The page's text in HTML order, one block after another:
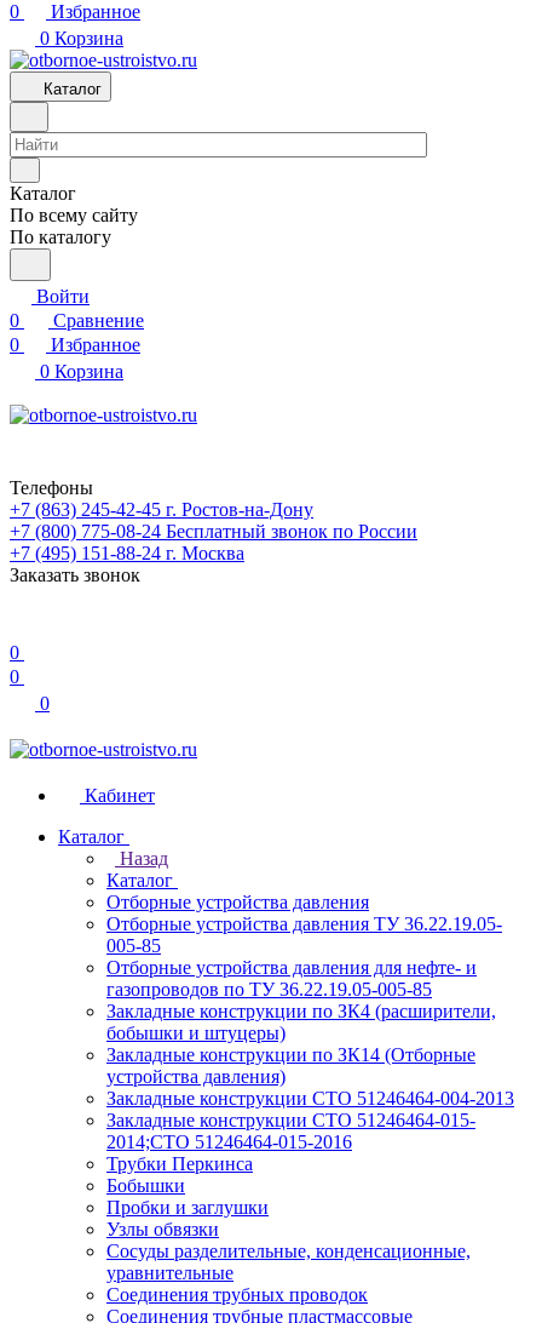
0
Избранное
0 Корзина
Каталог
Каталог
По всему сайту
По каталогу
Войти
0
Сравнение
0
Избранное
0 Корзина
Телефоны
+7 (863) 245-42-45 г. Ростов-на-Дону
+7 (800) 775-08-24 Бесплатный звонок по России
+7 (495) 151-88-24 г. Москва
Заказать звонок
0
0
0
Кабинет
Каталог
Назад
Каталог
Отборные устройства давления
Отборные устройства давления ТУ 36.22.19.05-
005-85
Отборные устройства давления для нефте- и
газопроводов по ТУ 36.22.19.05-005-85
Закладные конструкции по ЗК4 (расширители,
бобышки и штуцеры)
Закладные конструкции по ЗК14 (Отборные
устройства давления)
Закладные конструкции СТО 51246464-004-2013
Закладные конструкции СТО 51246464-015-
2014;СТО 51246464-015-2016
Трубки Перкинса
Бобышки
Пробки и заглушки
Узлы обвязки
Сосуды разделительные, конденсационные,
уравнительные
Соединения трубных проводок
Соединения трубные пластмассовые